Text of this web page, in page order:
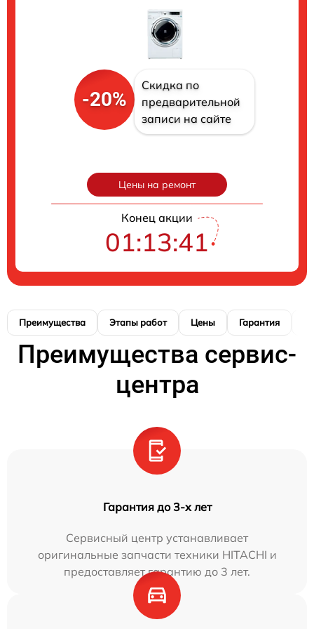
-20%
Скидка по
предварительной
записи на сайте
Цены на ремонт
Конец акции
01:13:40
Преимущества Этапы работ Цены Гарантия
Преимущества сервис-
центра
Гарантия до 3-х лет
Сервисный центр устанавливает
оригинальные запчасти техники HITACHI и
предоставляет гарантию до 3 лет.